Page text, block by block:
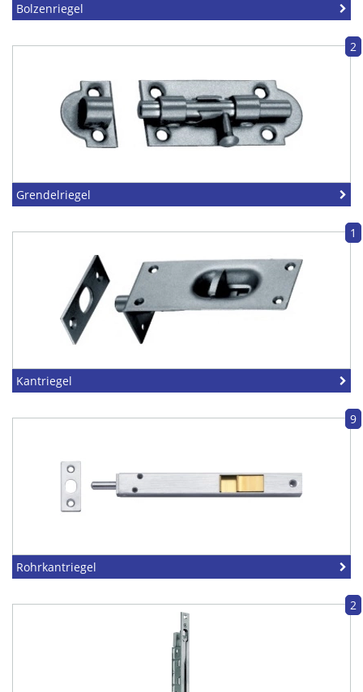
Bolzenriegel
2
Grendelriegel
1
Kantriegel
9
Rohrkantriegel
2